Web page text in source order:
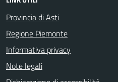
Provincia di Asti
Regione Piemonte
Informativa privacy
Note legali